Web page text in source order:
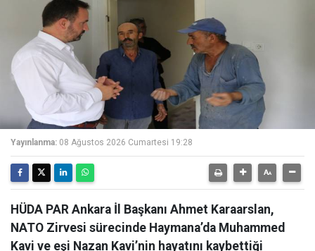
Yayınlanma: 08 Ağustos 2026 Cumartesi 19:28
HÜDA PAR Ankara İl Başkanı Ahmet Karaarslan,
NATO Zirvesi sürecinde Haymana’da Muhammed
Kavi ve eşi Nazan Kavi’nin hayatını kaybettiği